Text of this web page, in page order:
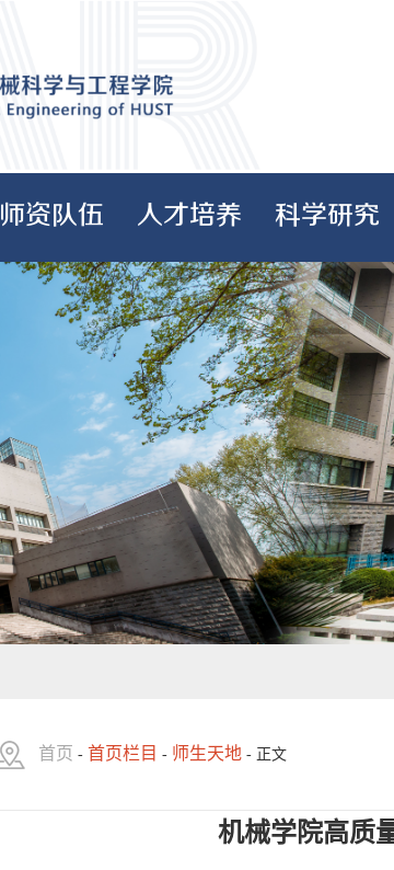
师资队伍 人才培养 科学研究
首页 - 首页栏目 - 师生天地 - 正文
机械学院高质